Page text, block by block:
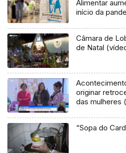
Alimentar
início da
Câmara de
de Natal
originar
das mulheres
“Sopa do